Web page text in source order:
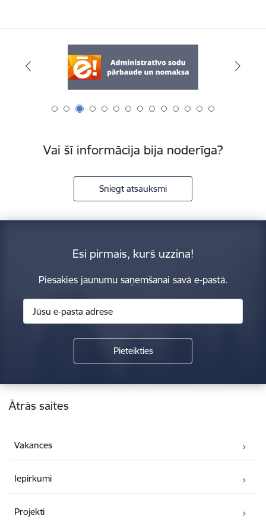
Vai šī informācija bija noderīga?
Sniegt atsauksmi
Esi pirmais, kurš uzzina!
Piesakies jaunumu saņemšanai savā e-pastā.
Kājene
Ātrās saites
Vakances
Iepirkumi
Projekti